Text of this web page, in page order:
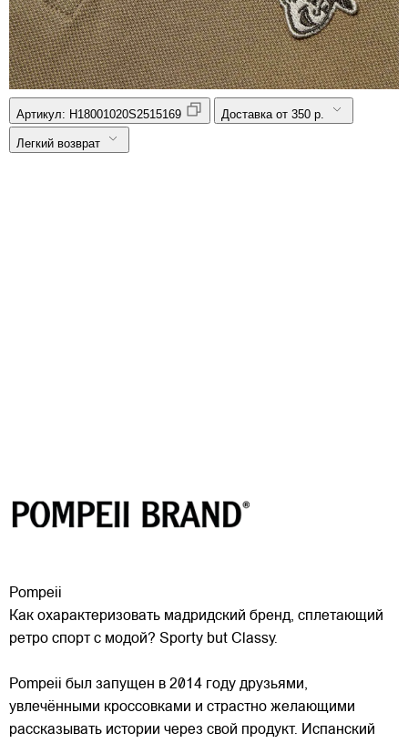
Артикул: H18001020S2515169 Доставка от 350 р.
Легкий возврат
Pompeii
Как охарактеризовать мадридский бренд, сплетающий
ретро спорт с модой? Sporty but Classy.
Pompeii был запущен в 2014 году друзьями,
увлечёнными кроссовками и страстно желающими
рассказывать истории через свой продукт. Испанский